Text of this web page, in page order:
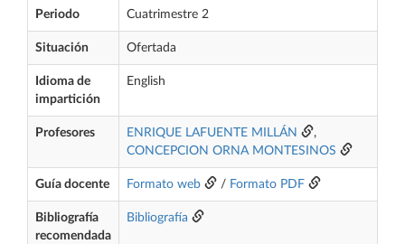
Periodo Cuatrimestre 2
Situación Ofertada
Idioma de
impartición
English
Profesores ENRIQUE LAFUENTE MILLÁN
,
CONCEPCION ORNA MONTESINOS
Guía docente Formato web / Formato PDF
Bibliografía
recomendada
Bibliografía